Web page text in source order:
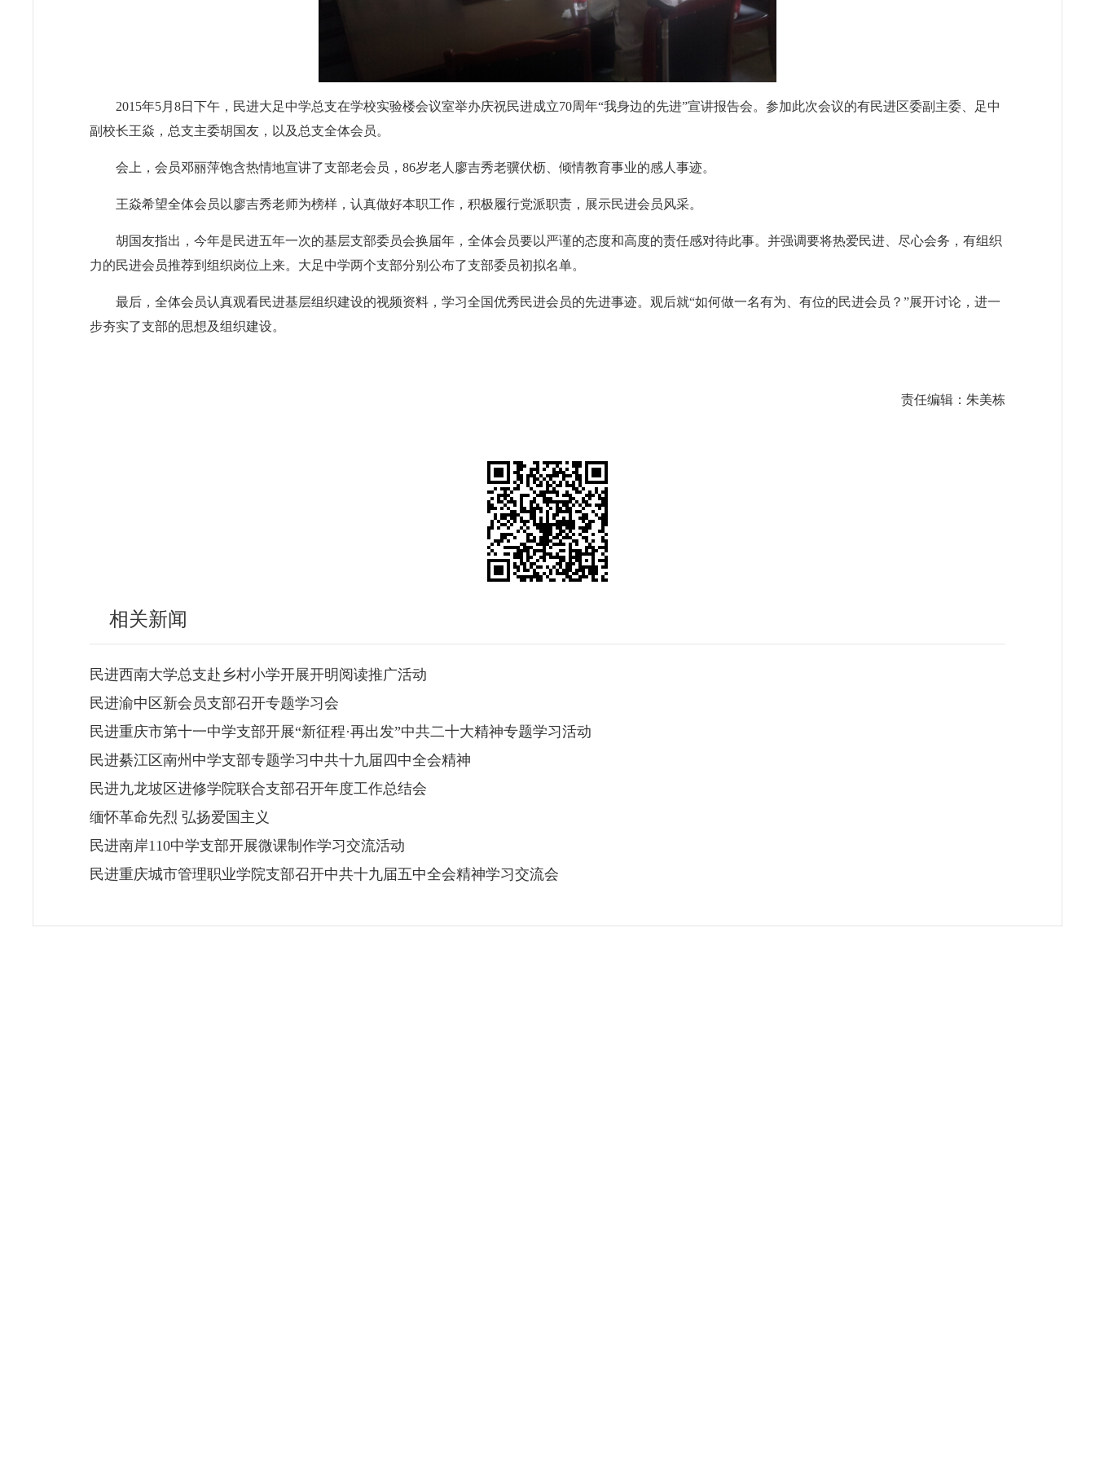
2015年5月8日下午，民进大足中学总支在学校实验楼会议室举办庆祝民进成立70周年“我身边的先进”宣讲报告会。参加此次会议的有民进区委副主委、足中
副校长王焱，总支主委胡国友，以及总支全体会员。
会上，会员邓丽萍饱含热情地宣讲了支部老会员，86岁老人廖吉秀老骥伏枥、倾情教育事业的感人事迹。
王焱希望全体会员以廖吉秀老师为榜样，认真做好本职工作，积极履行党派职责，展示民进会员风采。
胡国友指出，今年是民进五年一次的基层支部委员会换届年，全体会员要以严谨的态度和高度的责任感对待此事。并强调要将热爱民进、尽心会务，有组织
力的民进会员推荐到组织岗位上来。大足中学两个支部分别公布了支部委员初拟名单。
最后，全体会员认真观看民进基层组织建设的视频资料，学习全国优秀民进会员的先进事迹。观后就“如何做一名有为、有位的民进会员？”展开讨论，进一
步夯实了支部的思想及组织建设。
责任编辑：朱美栋
相关新闻
民进西南大学总支赴乡村小学开展开明阅读推广活动
民进渝中区新会员支部召开专题学习会
民进重庆市第十一中学支部开展“新征程·再出发”中共二十大精神专题学习活动
民进綦江区南州中学支部专题学习中共十九届四中全会精神
民进九龙坡区进修学院联合支部召开年度工作总结会
缅怀革命先烈 弘扬爱国主义
民进南岸110中学支部开展微课制作学习交流活动
民进重庆城市管理职业学院支部召开中共十九届五中全会精神学习交流会